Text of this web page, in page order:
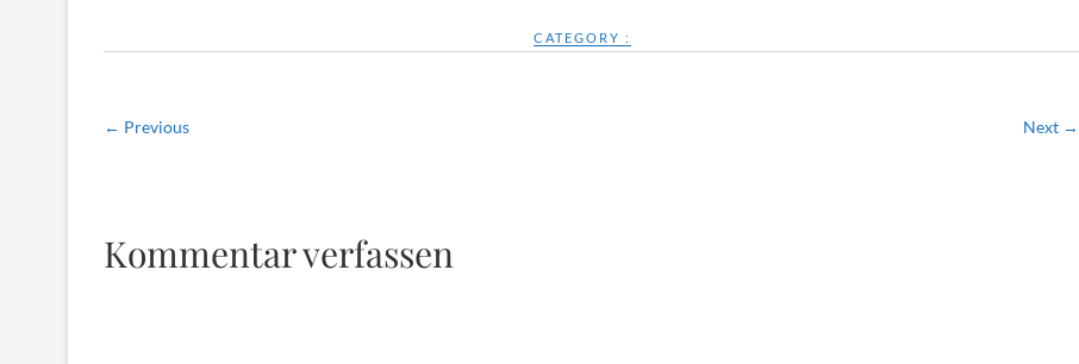
CATEGORY :
← Previous Next →
Kommentar verfassen